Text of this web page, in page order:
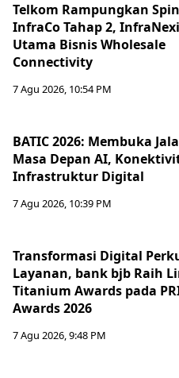
Telkom Rampungkan
InfraCo Tahap 2,
Utama Bisnis Wholesale
Connectivity
7 Agu 2026, 10:54 PM
BATIC 2026: Membuka
Masa Depan AI,
Infrastruktur Digital
7 Agu 2026, 10:39 PM
Transformasi Digital
Layanan, bank bjb Raih
Titanium Awards pada
Awards 2026
7 Agu 2026, 9:48 PM